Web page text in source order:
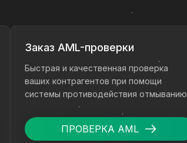
Заказ AML-проверки
Быстрая и качественная проверка
ваших контрагентов при помощи
системы противодействия отмыванию
ПРОВЕРКА AML